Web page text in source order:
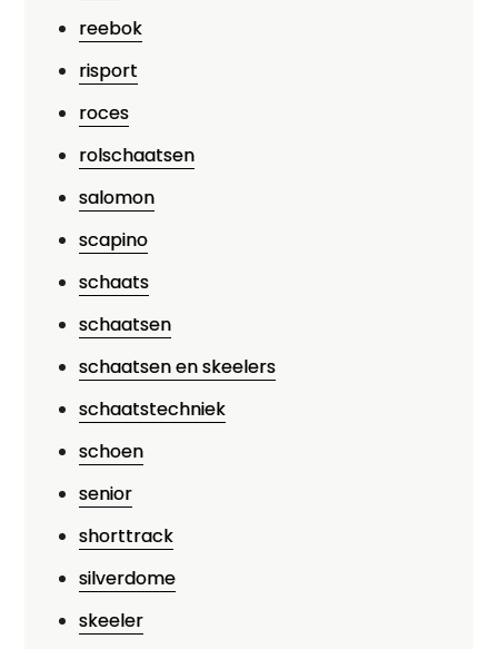
reebok
risport
roces
rolschaatsen
salomon
scapino
schaats
schaatsen
schaatsen en skeelers
schaatstechniek
schoen
senior
shorttrack
silverdome
skeeler